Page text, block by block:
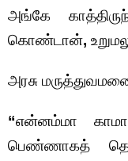
அங்கே
கொண்டான்,
அரசு
“என்னம்மா
பெண்ணாகத்